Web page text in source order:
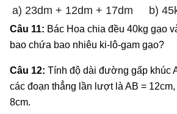
a) 23dm + 12dm + 17dm b)
Câu 11: Bác Hoa chia đều 40kg gạo
bao chứa bao nhiêu ki-lô-gam gạo?
Câu 12: Tính độ dài đường gấp khúc
các đoạn thẳng lần lượt là AB =
8cm.